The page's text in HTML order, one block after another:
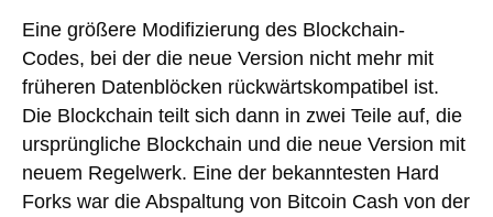
Eine größere Modifizierung des Blockchain-
Codes, bei der die neue Version nicht mehr mit
früheren Datenblöcken rückwärtskompatibel ist.
Die Blockchain teilt sich dann in zwei Teile auf, die
ursprüngliche Blockchain und die neue Version mit
neuem Regelwerk. Eine der bekanntesten Hard
Forks war die Abspaltung von Bitcoin Cash von der